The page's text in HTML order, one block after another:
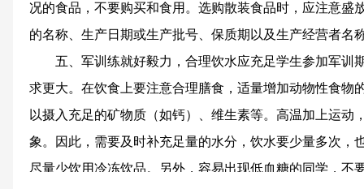
况的食品，不要购买和食用。选购散装食品时，应注意盛
的名称、生产日期或生产批号、保质期以及生产经营者名
五、军训练就好毅力，合理饮水应充足学生参加军训
求更大。在饮食上要注意合理膳食，适量增加动物性食物
以摄入充足的矿物质（如钙）、维生素等。高温加上运动
象。因此，需要及时补充足量的水分，饮水要少量多次，
尽量少饮用冷冻饮品。另外，容易出现低血糖的同学，不